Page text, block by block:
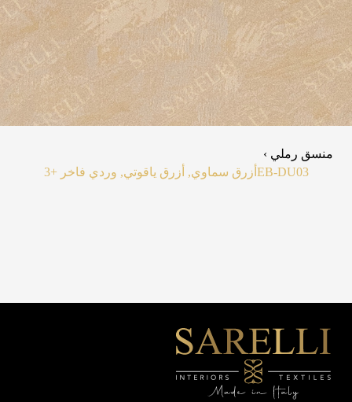
منسق رملي ›
EB-DU03 أزرق سماوي, أزرق ياقوتي, وردي فاخر+3